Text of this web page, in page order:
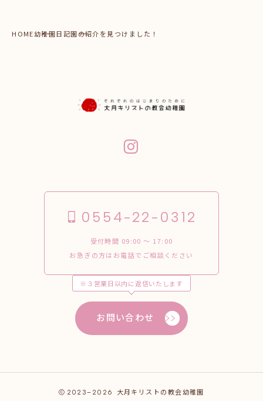
HOME幼稚園日記園の紹介を見つけました！
0554-22-0312
受付時間 09:00 〜 17:00
お急ぎの方はお電話でご相談ください
※３営業日以内に返信いたします
お問い合わせ
2023–2026 大月キリストの教会幼稚園